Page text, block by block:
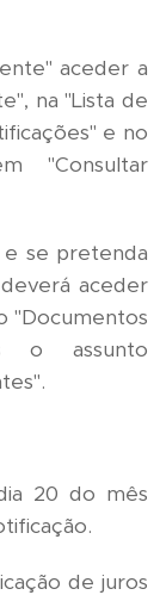
aceder a
na "Lista de
e no
"Consultar
e se pretenda
aceder
"Documentos
o assunto
20 do mês
de juros